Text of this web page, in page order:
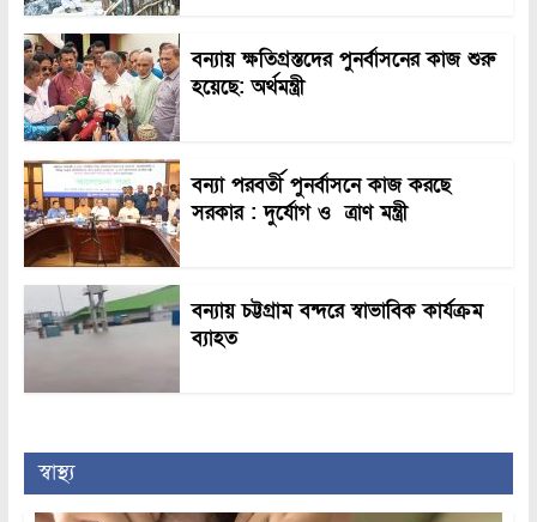
বন্যায় ক্ষতিগ্রস্তদের পুনর্বাসনের কাজ শুরু
হয়েছে: অর্থমন্ত্রী
বন্যা পরবর্তী পুনর্বাসনে কাজ করছে
সরকার : দুর্যোগ ও ত্রাণ মন্ত্রী
বন্যায় চট্টগ্রাম বন্দরে স্বাভাবিক কার্যক্রম
ব্যাহত
স্বাস্থ্য